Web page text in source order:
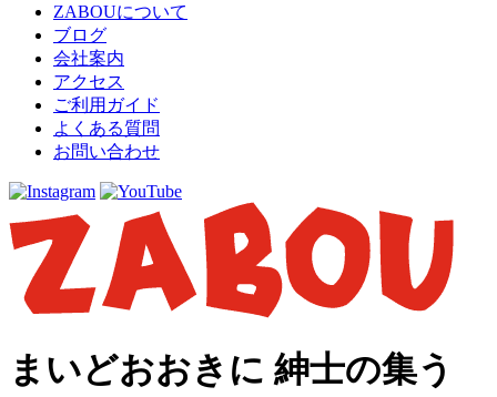
ZABOUについて
ブログ
会社案内
アクセス
ご利用ガイド
よくある質問
お問い合わせ
まいどおおきに 紳士の集う